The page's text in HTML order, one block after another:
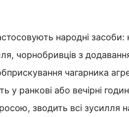
народні засоби:
чорнобривців з
чагарника
у ранкові або вечірні
зводить всі зусилля